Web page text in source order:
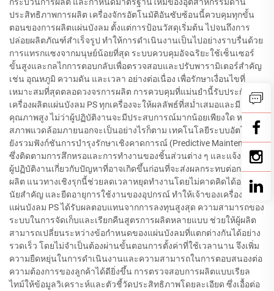
ประสิทธิภาพการผลิต เครื่องจักรอัตโนมัติอันซับซ้อนนี้ควบคุมทุกขั้น
ตอนของการผลิตแผ่นบังลม ตั้งแต่การป้อนวัสดุเริ่มต้น ไปจนถึงการ
ปล่อยผลิตภัณฑ์สำเร็จรูป ทำให้การดำเนินงานเป็นไปอย่างราบรื่นด้วย
การแทรกแซงจากมนุษย์น้อยที่สุด ระบบควบคุมอัจฉริยะใช้เซ็นเซอร์
ขั้นสูงและกลไกการตอบกลับเพื่อตรวจสอบและปรับพารามิเตอร์สำคัญ
เช่น อุณหภูมิ ความดัน และเวลา อย่างต่อเนื่อง เพื่อรักษาเงื่อนไขที่
เหมาะสมที่สุดตลอดวงจรการผลิต การควบคุมที่แม่นยำนี้รับประกันว่า
เครื่องผลิตแผ่นบังลม PS ทุกเครื่องจะให้ผลลัพธ์ที่สม่ำเสมอและมี
คุณภาพสูง ไม่ว่าผู้ปฏิบัติงานจะมีประสบการณ์มากน้อยเพียงใด หรือ
สภาพแวดล้อมภายนอกจะเป็นอย่างไรก็ตาม เทคโนโลยีระบบอัตโนมัติ
ยังรวมฟังก์ชันการบำรุงรักษาเชิงคาดการณ์ (Predictive Maintenance)
ซึ่งติดตามการสึกหรอและการทำงานของชิ้นส่วนต่าง ๆ และแจ้งเตือน
ผู้ปฏิบัติงานเกี่ยวกับปัญหาที่อาจเกิดขึ้นก่อนที่จะส่งผลกระทบต่อการ
ผลิต แนวทางเชิงรุกนี้ช่วยลดเวลาหยุดทำงานโดยไม่คาดคิดได้อย่างมี
นัยสำคัญ และยืดอายุการใช้งานของอุปกรณ์ ทำให้เจ้าของเครื่องผลิต
แผ่นบังลม PS ได้รับผลตอบแทนจากการลงทุนสูงสุด ความสามารถของ
ระบบในการจัดเก็บและเรียกคืนสูตรการผลิตหลายแบบ ช่วยให้ผู้ผลิต
สามารถเปลี่ยนระหว่างข้อกำหนดของแผ่นบังลมที่แตกต่างกันได้อย่าง
รวดเร็ว โดยไม่จำเป็นต้องผ่านขั้นตอนการตั้งค่าที่ใช้เวลานาน จึงเพิ่ม
ความยืดหยุ่นในการดำเนินงานและความสามารถในการตอบสนองต่อ
ความต้องการของลูกค้าได้ดียิ่งขึ้น การตรวจสอบการผลิตแบบเรียล
ไทม์ให้ข้อมูลวิเคราะห์และตัวชี้วัดประสิทธิภาพโดยละเอียด ซึ่งเอื้อต่อ